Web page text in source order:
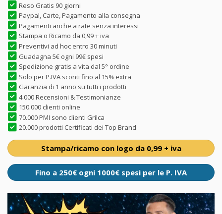
Reso Gratis 90 giorni
Paypal, Carte, Pagamento alla consegna
Pagamenti anche a rate senza interessi
Stampa o Ricamo da 0,99 + iva
Preventivi ad hoc entro 30 minuti
Guadagna 5€ ogni 99€ spesi
Spedizione gratis a vita dal 5° ordine
Solo per P.IVA sconti fino al 15% extra
Garanzia di 1 anno su tutti i prodotti
4.000 Recensioni & Testimonianze
150.000 clienti online
70.000 PMI sono clienti Grilca
20.000 prodotti Certificati dei Top Brand
Stampa/ricamo con logo da 0,99 + iva
Fino a 250€ ogni 1000€ spesi per le P. IVA